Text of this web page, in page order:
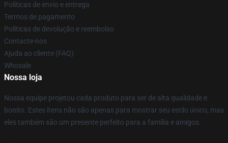
Políticas de envio e entrega
Termos de pagamento
Políticas de devolução e reembolso
Contacte-nos
Ajuda ao cliente (FAQ)
Whosale
Nossa loja
Nossa equipe projetou cada produto para ser de alta qualidade e
bonito. Estes itens não são apenas para mostrar seu estilo único, mas
eles também são um presente perfeito para a família e amigos.